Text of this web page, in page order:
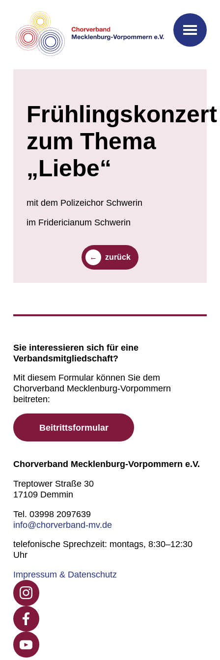
Frühlingskonzert
zum Thema
„Liebe“
mit dem Polizeichor Schwerin
im Fridericianum Schwerin
zurück
Sie interessieren sich für eine
Verbandsmitgliedschaft?
Mit diesem Formular können Sie dem
Chorverband Mecklenburg-Vorpommern
beitreten:
Beitrittsformular
Chorverband Mecklenburg-Vorpommern e.V.
Treptower Straße 30
17109 Demmin
Tel. 03998 2097639
info@chorverband-mv.de
telefonische Sprechzeit: montags, 8:30–12:30
Uhr
Impressum & Datenschutz